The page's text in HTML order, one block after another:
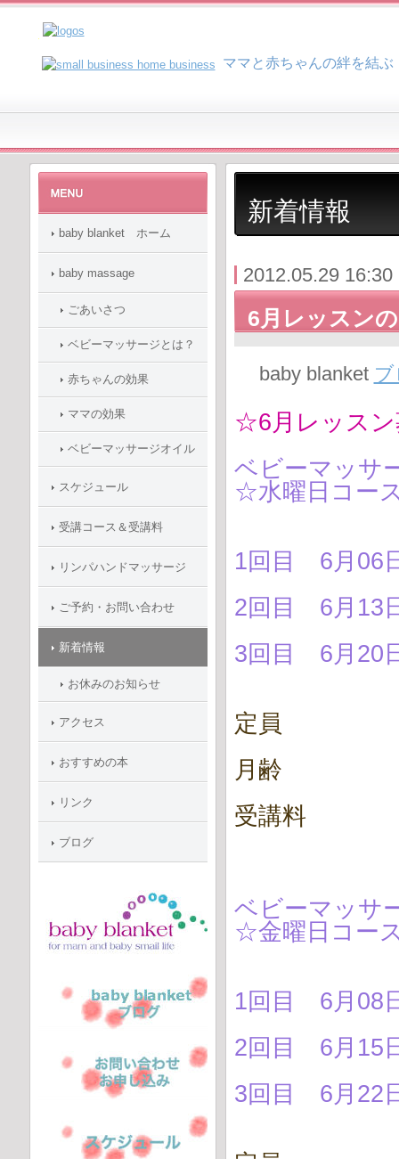
ママと赤ちゃんの絆を結
新着情報
2012.05.29 16:30
6月レッスン
baby blanket
☆6月レッス
ベビーマッサ
☆水曜日コー
1回目 6月06
2回目 6月13
3回目 6月20
定員 ４名
月齢 ２
受講料 ５
ベビーマッサ
☆金曜日コー
1回目 6月08
2回目 6月15
3回目 6月22
baby blanket ホーム
baby massage
ごあいさつ
ベビーマッサージとは？
赤ちゃんの効果
ママの効果
ベビーマッサージオイル
スケジュール
受講コース＆受講料
リンパハンドマッサージ
ご予約・お問い合わせ
新着情報
お休みのお知らせ
アクセス
おすすめの本
リンク
ブログ